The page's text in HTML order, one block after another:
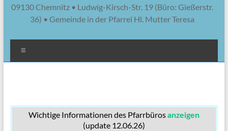
09130 Chemnitz • Ludwig-Kirsch-Str. 19 (Büro: Gießerstr.
36) • Gemeinde in der Pfarrei Hl. Mutter Teresa
Wichtige Informationen des Pfarrbürosanzeigen
(update 12.06.26)